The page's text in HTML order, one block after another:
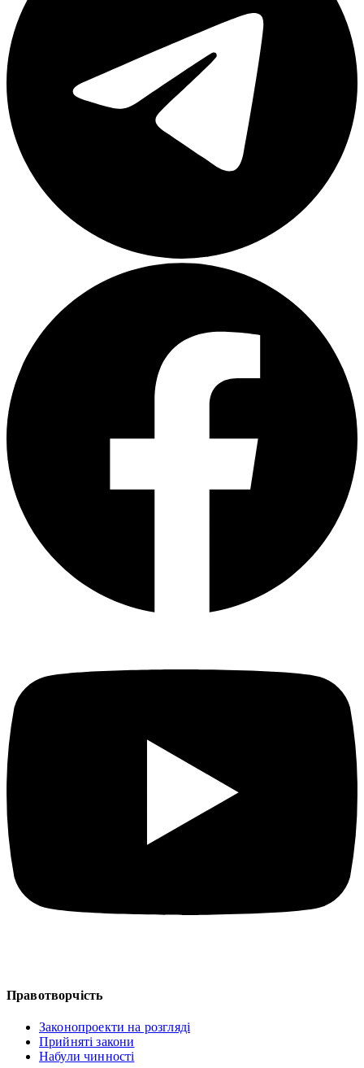
Правотворчість
Законопроекти на розгляді
Прийняті закони
Набули чинності